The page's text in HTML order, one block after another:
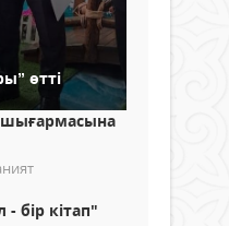
өтті
- бір кітап"